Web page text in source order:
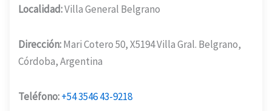
Localidad:Villa General Belgrano
Dirección:Mari Cotero 50, X5194 Villa Gral. Belgrano,
Córdoba, Argentina
Teléfono:+54 3546 43-9218